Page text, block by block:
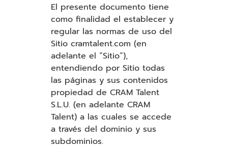
El presente documento tiene
como finalidad el establecer y
regular las normas de uso del
Sitio cramtalent.com (en
adelante el “Sitio“),
entendiendo por Sitio todas
las páginas y sus contenidos
propiedad de CRAM Talent
S.L.U. (en adelante CRAM
Talent) a las cuales se accede
a través del dominio y sus
subdominios.